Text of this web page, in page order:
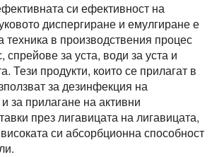
си ефективност на
диспергиране и емулгиране е
техника в производствения процес
спрейове за уста, води за уста и
Тези продукти, които се прилагат в
за дезинфекция на
за прилагане на активни
през лигавицата на лигавицата,
си абсорбционна способност